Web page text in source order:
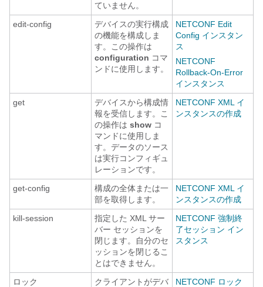
ていません。
edit-config
デバイスの実行構成
の機能を構成しま
す。この操作は
configuration コマ
ンドに使用します。
NETCONF Edit
Config インスタン
ス
NETCONF
Rollback-On-Error
インスタンス
get
デバイスから構成情
報を受信します。こ
の操作は show コ
マンドに使用しま
す。データのソース
は実行コンフィギュ
レーションです。
NETCONF XML イ
ンスタンスの作成
get-config
構成の全体または一
部を取得します。
NETCONF XML イ
ンスタンスの作成
kill-session
指定した XML サー
バー セッションを
閉じます。自分のセ
ッションを閉じるこ
とはできません。
NETCONF 強制終
了セッション イン
スタンス
ロック
クライアントがデバ
NETCONF ロック